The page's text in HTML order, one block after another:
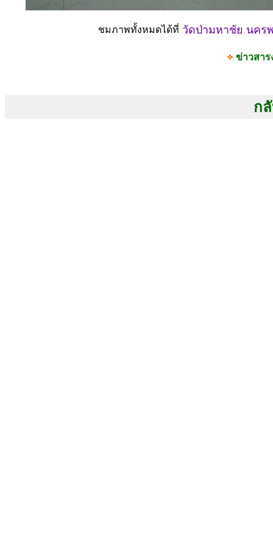
ชมภาพทั้งหมดได้ที่ วัดป่ามหาชัย นคร
ข่าวสา
ก